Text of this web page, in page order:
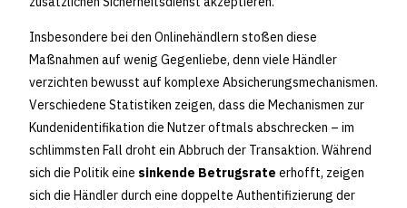
Insbesondere bei den Onlinehändlern stoßen diese
Maßnahmen auf wenig Gegenliebe, denn viele Händler
verzichten bewusst auf komplexe Absicherungsmechanismen.
Verschiedene Statistiken zeigen, dass die Mechanismen zur
Kundenidentifikation die Nutzer oftmals abschrecken – im
schlimmsten Fall droht ein Abbruch der Transaktion. Während
sich die Politik eine sinkende Betrugsrate erhofft, zeigen
sich die Händler durch eine doppelte Authentifizierung der